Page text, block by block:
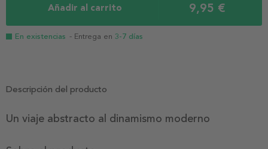
Añadir al carrito 9,95 €
En existencias - Entrega en 3-7 días
Descripción del producto
Un viaje abstracto al dinamismo moderno